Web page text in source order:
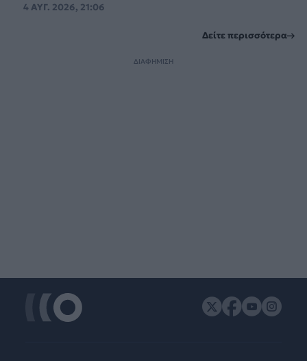
4 ΑΥΓ. 2026, 21:06
Δείτε περισσότερα
ΔΙΑΦΗΜΙΣΗ